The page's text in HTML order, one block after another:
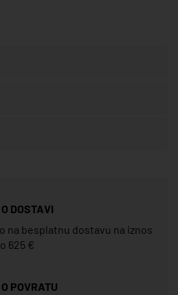
DOSTAVI
na besplatnu dostavu na iznos
625 €
POVRATU